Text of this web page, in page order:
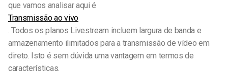
que vamos analisar aqui é
Transmissão ao vivo
. Todos os planos Livestream incluem largura de banda e
armazenamento ilimitados para a transmissão de vídeo em
direto. Isto é sem dúvida uma vantagem em termos de
características.